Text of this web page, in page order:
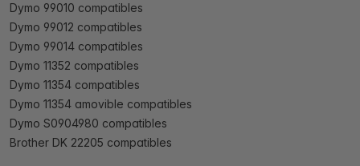
Dymo 99010 compatibles
Dymo 99012 compatibles
Dymo 99014 compatibles
Dymo 11352 compatibles
Dymo 11354 compatibles
Dymo 11354 amovible compatibles
Dymo S0904980 compatibles
Brother DK 22205 compatibles